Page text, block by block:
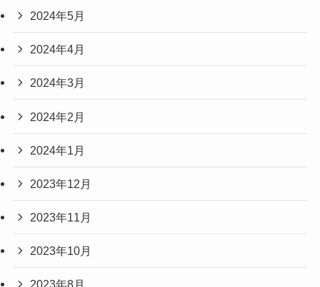
2024年5月
2024年4月
2024年3月
2024年2月
2024年1月
2023年12月
2023年11月
2023年10月